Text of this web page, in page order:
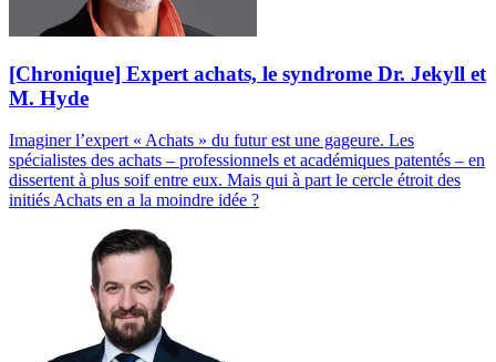
[Chronique] Expert achats, le syndrome Dr. Jekyll et
M. Hyde
Imaginer l’expert « Achats » du futur est une gageure. Les
spécialistes des achats – professionnels et académiques patentés – en
dissertent à plus soif entre eux. Mais qui à part le cercle étroit des
initiés Achats en a la moindre idée ?